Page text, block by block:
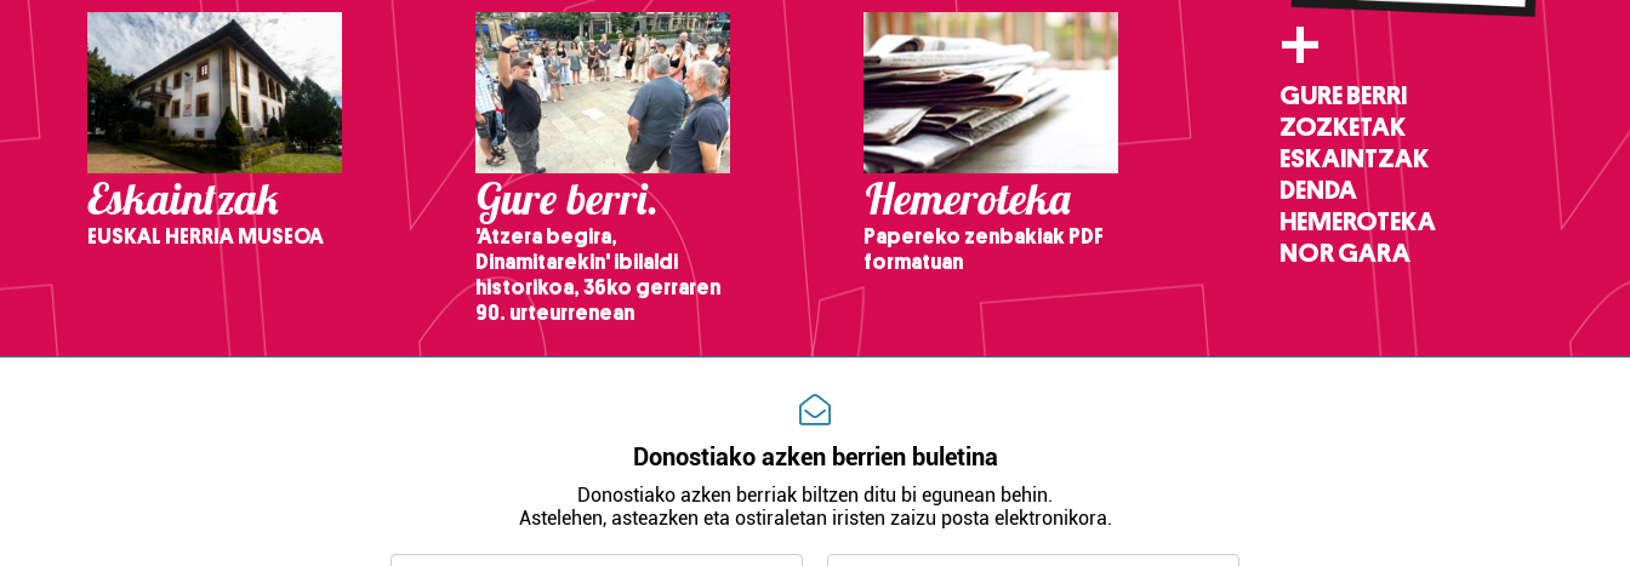
Eskaintzak
EUSKAL HERRIA MUSEOA
Gure berri.
'Atzera begira,
Dinamitarekin' ibilaldi
historikoa, 36ko gerraren
90. urteurrenean
Hemeroteka
Papereko zenbakiak PDF
formatuan
+
GURE BERRI
ZOZKETAK
ESKAINTZAK
DENDA
HEMEROTEKA
NOR GARA
Donostiako azken berrien buletina
Donostiako azken berriak biltzen ditu bi egunean behin.
Astelehen, asteazken eta ostiraletan iristen zaizu posta elektronikora.